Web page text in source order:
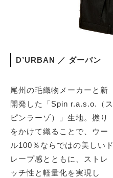
D’URBAN ／ ダーバン
尾州の毛織物メーカーと新
開発した「Spin r.a.s.o.（ス
ピンラーゾ）」生地。撚り
をかけて織ることで、ウー
ル100％ならではの美しいド
レープ感とともに、ストレ
ッチ性と軽量化を実現し